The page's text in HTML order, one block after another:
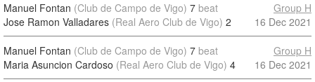
Manuel Fontan (Club de Campo de Vigo) 7 beat
Jose Ramon Valladares (Real Aero Club de Vigo) 2
Group H
16 Dec 2021
Manuel Fontan (Club de Campo de Vigo) 7 beat
Maria Asuncion Cardoso (Real Aero Club de Vigo) 4
Group H
16 Dec 2021